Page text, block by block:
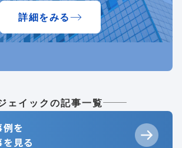
詳細をみる
ェイックの記事一覧
を
見る